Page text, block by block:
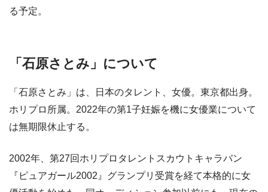
る予定。
「石原さとみ」について
「石原さとみ」は、日本のタレント、女優。東京都出身。
ホリプロ所属。2022年の第1子妊娠を機に女優業について
は無期限休止する。
2002年、第27回ホリプロタレントスカウトキャラバン
『ピュアガール2002』グランプリ受賞を経て本格的に女